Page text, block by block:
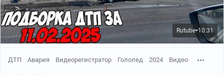
Rutube● 10:31
ДТП Авария Видеорегистратор Гололед 2024 Видео